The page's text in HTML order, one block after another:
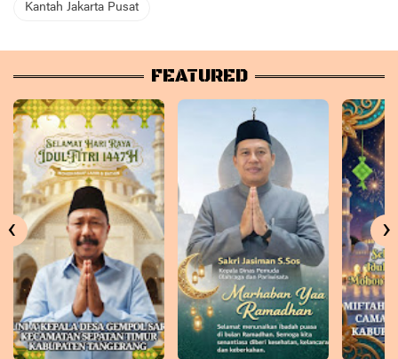
Kantah Jakarta Pusat
FEATURED
‹ ›